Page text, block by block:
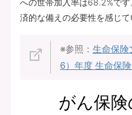
への世帯加入率は68.2%で
済的な備えの必要性を感じて
※参照： 生命保険
6）年度 生命保
がん保